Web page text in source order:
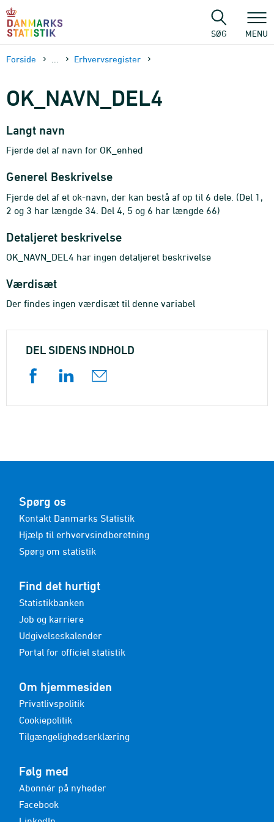
sidens
SØG MENU
Forside Erhvervsregister
OK_NAVN_DEL4
Langt navn
Fjerde del af navn for OK_enhed
Generel Beskrivelse
Fjerde del af et ok-navn, der kan bestå af op til 6 dele. (Del 1,
2 og 3 har længde 34. Del 4, 5 og 6 har længde 66)
Detaljeret beskrivelse
OK_NAVN_DEL4 har ingen detaljeret beskrivelse
Værdisæt
Der findes ingen værdisæt til denne variabel
DEL SIDENS INDHOLD
Spørg os
Kontakt Danmarks Statistik
Hjælp til erhvervsindberetning
Spørg om statistik
Find det hurtigt
Statistikbanken
Job og karriere
Udgivelseskalender
Portal for officiel statistik
Om hjemmesiden
Privatlivspolitik
Cookiepolitik
Tilgængelighedserklæring
Følg med
Abonnér på nyheder
Facebook